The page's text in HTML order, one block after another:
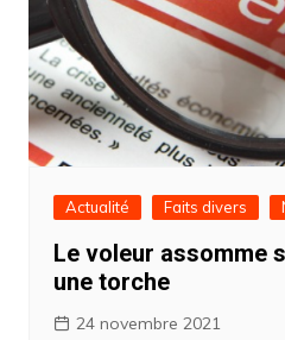
Actualité Faits divers
Le voleur assomme
une torche
24 novembre 2021